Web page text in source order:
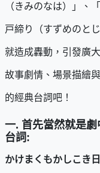
（きみのなは）」、
戸締り（すずめのと
就造成轟動，引發廣
故事劇情、場景描繪
的經典台詞吧！
一. 首先當然就是
台詞:
かけまくもかしこき